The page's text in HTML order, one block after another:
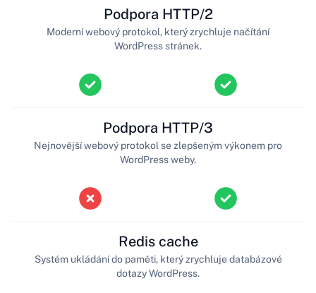
Podpora HTTP/2
Moderní webový protokol, který zrychluje načítání
WordPress stránek.
Podpora HTTP/3
Nejnovější webový protokol se zlepšeným výkonem pro
WordPress weby.
Redis cache
Systém ukládání do paměti, který zrychluje databázové
dotazy WordPress.